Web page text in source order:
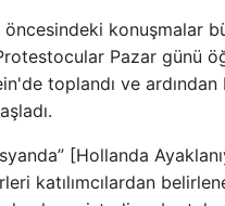
öncesindeki konuşmalar
Protestocular Pazar günü
toplandı ve
[Hollanda
katılımcılardan